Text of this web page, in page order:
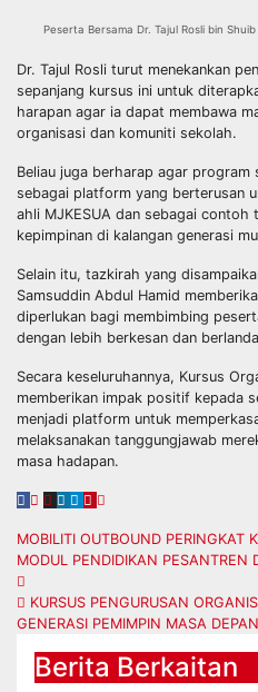
Peserta Bersama Dr. Tajul Rosli bin
Dr. Tajul Rosli turut menekankan
sepanjang kursus ini untuk
harapan agar ia dapat membawa
organisasi dan komuniti sekolah.
Beliau juga berharap agar
sebagai platform yang berterusan
ahli MJKESUA dan sebagai contoh
kepimpinan di kalangan generasi
Selain itu, tazkirah yang
Samsuddin Abdul Hamid
diperlukan bagi membimbing
dengan lebih berkesan dan
Secara keseluruhannya, Kursus
memberikan impak positif kepada
menjadi platform untuk
melaksanakan tanggungjawab
masa hadapan.
Navigasi
kiriman
MOBILITI OUTBOUND PERINGKAT
MODUL PENDIDIKAN PESANTREN
KURSUS PENGURUSAN
GENERASI PEMIMPIN MASA DEPAN
Berita Berkaitan